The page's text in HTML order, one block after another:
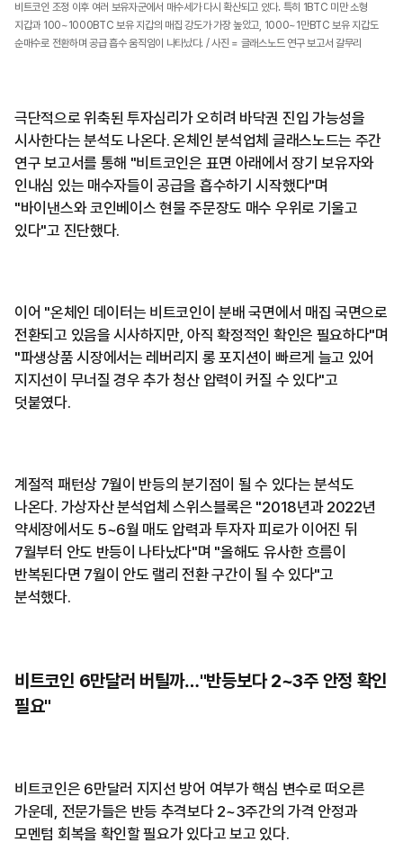
비트코인 조정 이후 여러 보유자군에서 매수세가 다시 확산되고 있다. 특히 1BTC 미만 소형
지갑과 100~1000BTC 보유 지갑의 매집 강도가 가장 높았고, 1000~1만BTC 보유 지갑도
순매수로 전환하며 공급 흡수 움직임이 나타났다. / 사진 = 글래스노드 연구 보고서 갈무리
극단적으로 위축된 투자심리가 오히려 바닥권 진입 가능성을
시사한다는 분석도 나온다. 온체인 분석업체 글래스노드는 주간
연구 보고서를 통해 "비트코인은 표면 아래에서 장기 보유자와
인내심 있는 매수자들이 공급을 흡수하기 시작했다"며
"바이낸스와 코인베이스 현물 주문장도 매수 우위로 기울고
있다"고 진단했다.
이어 "온체인 데이터는 비트코인이 분배 국면에서 매집 국면으로
전환되고 있음을 시사하지만, 아직 확정적인 확인은 필요하다"며
"파생상품 시장에서는 레버리지 롱 포지션이 빠르게 늘고 있어
지지선이 무너질 경우 추가 청산 압력이 커질 수 있다"고
덧붙였다.
계절적 패턴상 7월이 반등의 분기점이 될 수 있다는 분석도
나온다. 가상자산 분석업체 스위스블록은 "2018년과 2022년
약세장에서도 5~6월 매도 압력과 투자자 피로가 이어진 뒤
7월부터 안도 반등이 나타났다"며 "올해도 유사한 흐름이
반복된다면 7월이 안도 랠리 전환 구간이 될 수 있다"고
분석했다.
비트코인 6만달러 버틸까…"반등보다 2~3주 안정 확인
필요"
비트코인은 6만달러 지지선 방어 여부가 핵심 변수로 떠오른
가운데, 전문가들은 반등 추격보다 2~3주간의 가격 안정과
모멘텀 회복을 확인할 필요가 있다고 보고 있다.